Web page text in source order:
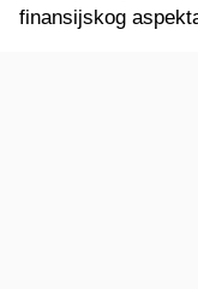
finansijskog